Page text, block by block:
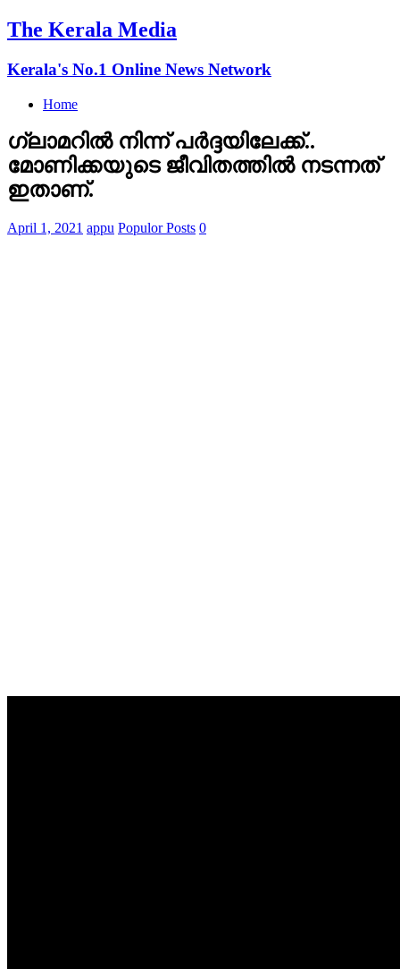
The Kerala Media
Kerala's No.1 Online News Network
Home
ഗ്ലാമറിൽ നിന്ന് പർദ്ദയിലേക്ക്..
മോണിക്കയുടെ ജീവിതത്തില്‍ നടന്നത്
ഇതാണ്.
April 1, 2021 appu Populor Posts 0